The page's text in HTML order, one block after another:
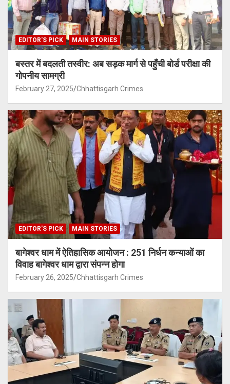
EDITOR'S PICK MAIN STORIES
बस्तर में बदलती तस्वीर: अब सड़क मार्ग से पहुँची बोर्ड परीक्षा की
गोपनीय सामग्री
February 27, 2025 Chhattisgarh Crimes
EDITOR'S PICK MAIN STORIES
बागेश्वर धाम में ऐतिहासिक आयोजन : 251 निर्धन कन्याओं का
विवाह बागेश्वर धाम द्वारा संपन्न होगा
February 26, 2025 Chhattisgarh Crimes